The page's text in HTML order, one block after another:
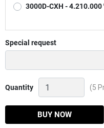
3000D-CXH - 4.210.000
Special request
Quantity
Máy
câu
Daiwa
(5
BUY NOW